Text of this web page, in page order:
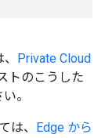
Private Cloud
トのこうした
。
は、
Edge から